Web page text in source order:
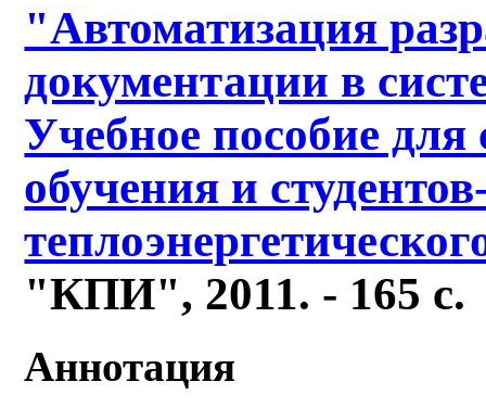
"Автоматизация
документации в
Учебное пособие для
обучения и
"КПИ", 2011. - 165 с.
Аннотация